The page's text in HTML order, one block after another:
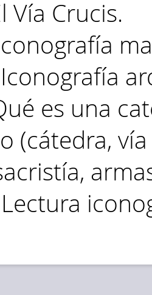
Vía Crucis.
Iconografía
es una
(cátedra,
Lectura